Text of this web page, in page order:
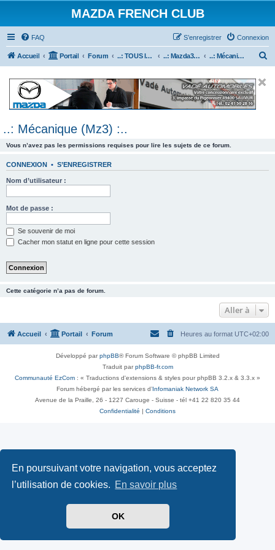
En poursuivant votre navigation, vous acceptez
l’utilisation de cookies. En savoir plus
OK
MAZDA FRENCH CLUB
FAQ Connexion
S’enregistrer
Accueil Portail Forum ..: TOUS les Véhicules MAZDA :.. ..: Mazda3 :.. ..: Mécanique (Mz3) :..
e
..: Mécanique (Mz3) :..
Vous n’avez pas les permissions requises pour lire les sujets de ce forum.
CONNEXION • S’ENREGISTRER
Nom d’utilisateur :
Mot de passe :
Se souvenir de moi
Cacher mon statut en ligne pour cette session
Cette catégorie n’a pas de forum.
Aller à
Accueil Portail Forum Heures au format UTC+02:00
Développé parphpBB® Forum Software © phpBB Limited
Traduit parphpBB-fr.com
Communauté EzCom : « Traductions d'extensions & styles pour phpBB 3.2.x & 3.3.x »
Forum hébergé par les services d’ Infomaniak Network SA
Avenue de la Praille, 26 - 1227 Carouge - Suisse - tél +41 22 820 35 44
Confidentialité
Conditions